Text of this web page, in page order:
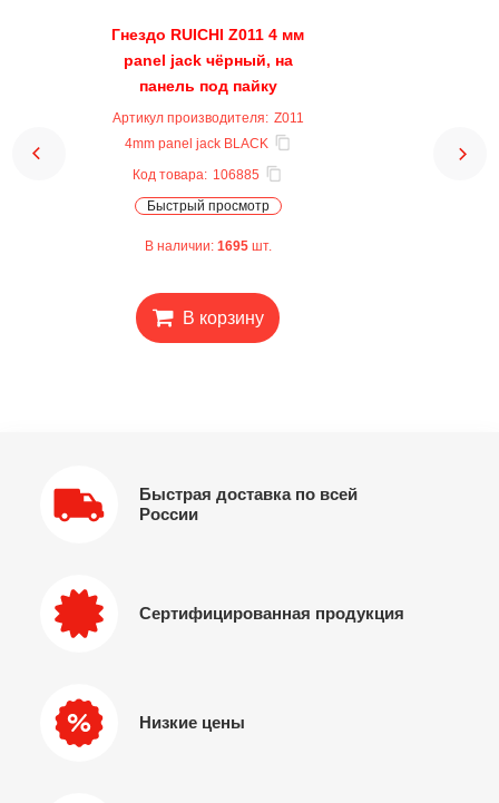
Гнездо RUICHI Z011 4 мм
panel jack чёрный, на
панель под пайку
Артикул производителя: Z011
4mm panel jack BLACK
Код товара: 106885
Быстрый просмотр
В наличии: 1695шт.
В корзину
Быстрая доставка по всей
России
Сертифицированная продукция
Низкие цены